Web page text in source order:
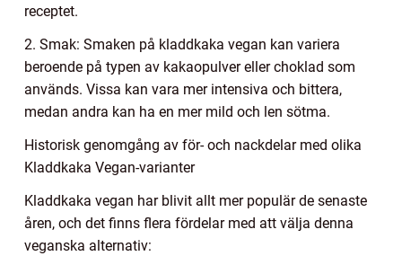
receptet.
2. Smak: Smaken på kladdkaka vegan kan variera
beroende på typen av kakaopulver eller choklad som
används. Vissa kan vara mer intensiva och bittera,
medan andra kan ha en mer mild och len sötma.
Historisk genomgång av för- och nackdelar med olika
Kladdkaka Vegan-varianter
Kladdkaka vegan har blivit allt mer populär de senaste
åren, och det finns flera fördelar med att välja denna
veganska alternativ: